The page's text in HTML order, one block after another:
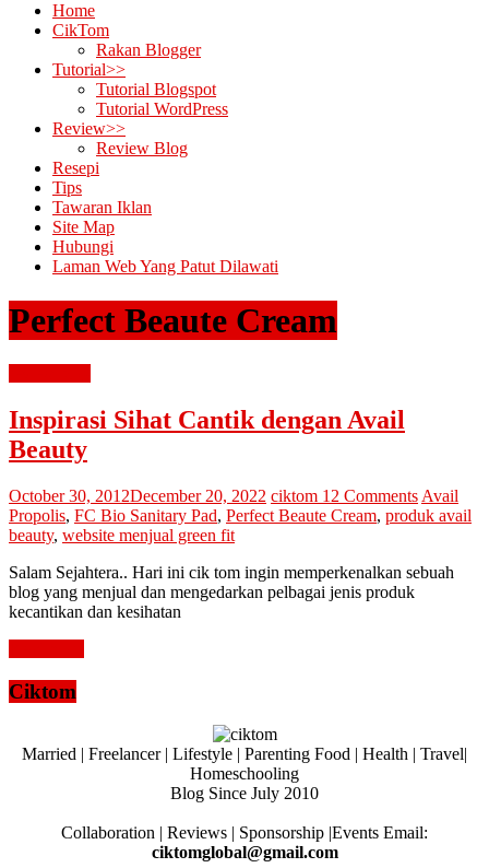
Home
CikTom
Rakan Blogger
Tutorial>>
Tutorial Blogspot
Tutorial WordPress
Review>>
Review Blog
Resepi
Tips
Tawaran Iklan
Site Map
Hubungi
Laman Web Yang Patut Dilawati
Perfect Beaute Cream
Inspirasi Sihat Cantik dengan Avail
Beauty
October 30, 2012December 20, 2022 ciktom 12 Comments Avail
Propolis, FC Bio Sanitary Pad, Perfect Beaute Cream, produk avail
beauty, website menjual green fit
Salam Sejahtera.. Hari ini cik tom ingin memperkenalkan sebuah
blog yang menjual dan mengedarkan pelbagai jenis produk
kecantikan dan kesihatan
Ciktom
Married | Freelancer | Lifestyle | Parenting Food | Health | Travel|
Homeschooling
Blog Since July 2010
Collaboration | Reviews | Sponsorship |Events Email:
ciktomglobal@gmail.com